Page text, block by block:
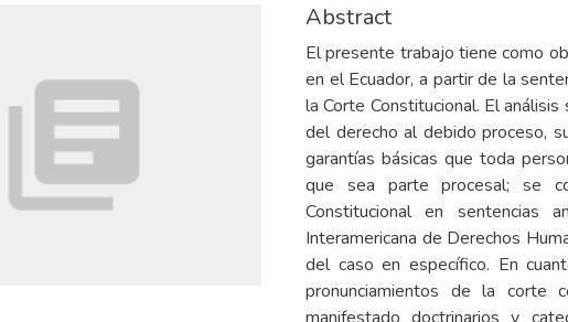
Abstract
El presente trabajo tiene como
en el Ecuador, a partir de la
la Corte Constitucional. El
del derecho al debido proceso,
garantías básicas que toda
que sea parte procesal; se
Constitucional en sentencias
Interamericana de Derechos
del caso en específico. En
pronunciamientos de la corte